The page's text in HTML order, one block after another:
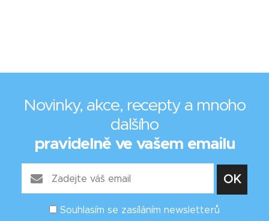
Novinky, akce, recepty a mnoho
dalšího
pravidelně ve vašem emailu
Souhlasím se zasíláním newsletterů